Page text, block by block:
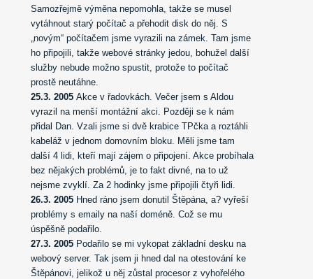
Samozřejmě výměna nepomohla, takže se musel
vytáhnout starý počítač a přehodit disk do něj. S
„novým“ počítačem jsme vyrazili na zámek. Tam jsme
ho připojili, takže webové stránky jedou, bohužel další
služby nebude možno spustit, protože to počítač
prostě neutáhne.
25.3. 2005 Akce v řadovkách. Večer jsem s Aldou
vyrazil na menší montážní akci. Později se k nám
přidal Dan. Vzali jsme si dvě krabice TPčka a roztáhli
kabeláž v jednom domovním bloku. Měli jsme tam
další 4 lidi, kteří mají zájem o připojení. Akce probíhala
bez nějakých problémů, je to fakt divné, na to už
nejsme zvyklí. Za 2 hodinky jsme připojili čtyři lidi.
26.3. 2005 Hned ráno jsem donutil Štěpána, a? vyřeší
problémy s emaily na naší doméně. Což se mu
úspěšně podařilo.
27.3. 2005 Podařilo se mi vykopat základní desku na
webový server. Tak jsem ji hned dal na otestování ke
Štěpánovi, jelikož u něj zůstal procesor z vyhořelého